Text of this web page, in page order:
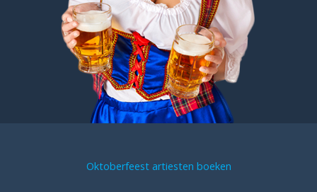
Oktoberfeest artiesten boeken